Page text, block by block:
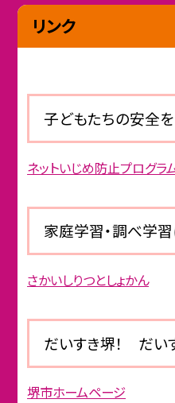
リンク
子どもたちの安全を
ネットいじめ防止プログラ
家庭学習・調べ学
さかいしりつとしょかん
だいすき堺！ だい
堺市ホームページ